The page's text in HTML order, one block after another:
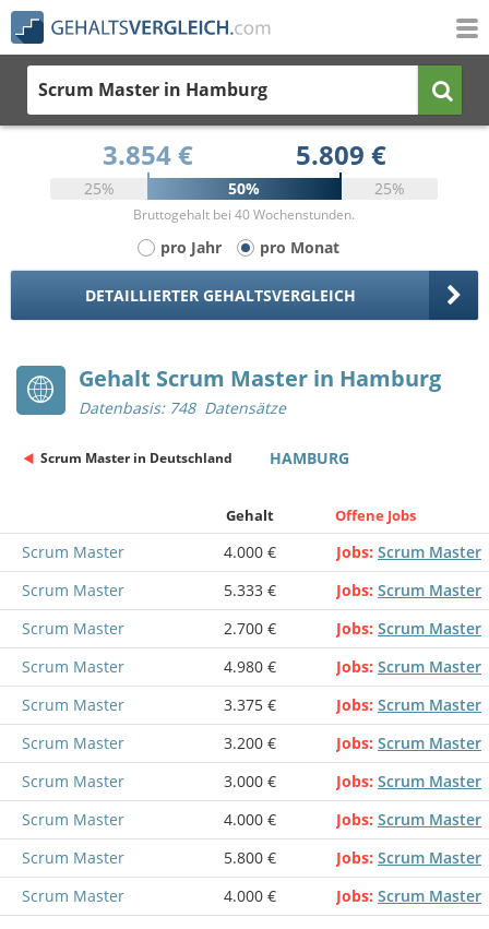
Scrum Master in Hamburg
3.854 € 5.809 €
25% 50% 25%
Bruttogehalt bei 40 Wochenstunden.
pro Jahr pro Monat
DETAILLIERTER GEHALTSVERGLEICH
Gehalt Scrum Master in Hamburg
Datenbasis: 748 Datensätze
Scrum Master in Deutschland HAMBURG
Gehalt Offene Jobs
Scrum Master 4.000 € Jobs Scrum Master
Scrum Master
5.333 € Jobs Scrum Master
Scrum Master
2.700 € Jobs Scrum Master
Scrum Master
4.980 € Jobs Scrum Master
Scrum Master
3.375 € Jobs Scrum Master
Scrum Master
3.200 € Jobs Scrum Master
Scrum Master
3.000 € Jobs Scrum Master
Scrum Master
4.000 € Jobs Scrum Master
Scrum Master
5.800 € Jobs Scrum Master
Scrum Master
4.000 € Jobs Scrum Master